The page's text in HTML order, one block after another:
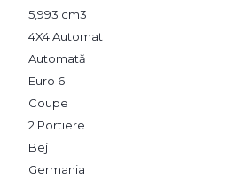
5,993 cm3
4X4 Automat
Automată
Euro 6
Coupe
2 Portiere
Bej
Germania